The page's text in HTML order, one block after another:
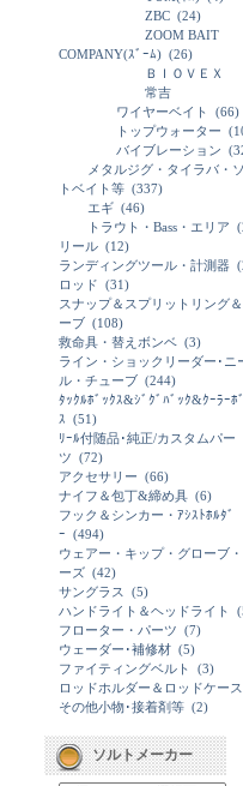
ZBC (24)
ZOOM BAIT
COMPANY(ｽﾞｰﾑ) (26)
ＢＩＯＶＥＸ
常吉
ワイヤーベイト
(66)
トップウォーター
バイブレーション
メタルジグ・タイラバ・
トベイト等 (337)
エギ (46)
トラウト・Bass・エリア
リール (12)
ランディングツール・計測器
ロッド (31)
スナップ＆スプリットリング＆
ーブ (108)
救命具・替えボンベ (3)
ライン・ショックリーダー･ニ
ル・チューブ (244)
ﾀｯｸﾙﾎﾞｯｸｽ&ｼﾞｸﾞﾊﾞｯｸ&ｸｰﾗｰﾎ
ｽ (51)
ﾘｰﾙ付随品･純正/カスタムパー
ツ (72)
アクセサリー (66)
ナイフ＆包丁&締め具 (6)
フック＆シンカー・ｱｼｽﾄﾎﾙﾀﾞ
ｰ (494)
ウェアー・キップ・グローブ・
ーズ (42)
サングラス
(5)
ハンドライト＆ヘッドライト
フローター・パーツ (7)
ウェーダー･補修材 (5)
ファイティングベルト
(3)
ロッドホルダー＆ロッドケース
その他小物･接着剤等 (2)
ソルトメーカー